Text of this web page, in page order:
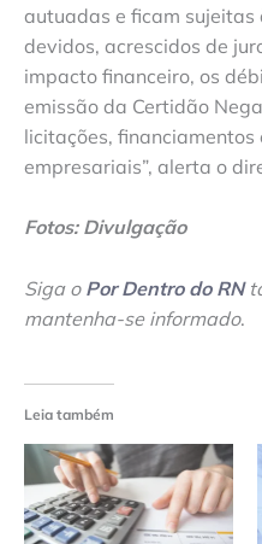
autuadas e ficam
devidos, acrescidos de
impacto financeiro, os
emissão da Certidão
licitações,
empresariais”, alerta o
Fotos: Divulgação
Siga o Por Dentro do RN
mantenha-se informado.
Leia também